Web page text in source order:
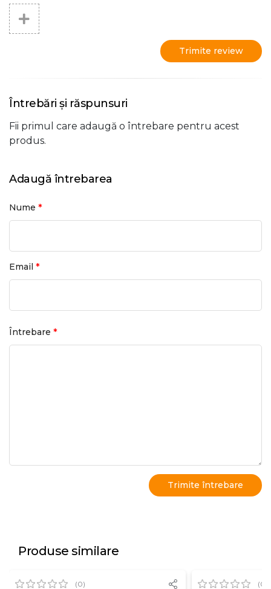
Trimite review
Întrebări și răspunsuri
Fii primul care adaugă o întrebare pentru acest
produs.
Adaugă întrebarea
Nume *
Email *
Întrebare *
Produse similare
(0) (0)